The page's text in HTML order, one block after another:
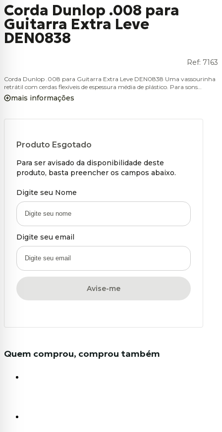
Corda Dunlop .008 para
Guitarra Extra Leve
DEN0838
Ref: 7163
Corda Dunlop .008 para Guitarra Extra Leve DEN0838 Uma vassourinha
retrátil com cerdas flexíveis de espessura média de plástico. Para sons
percussivos mais pesados. - Cerdas médias de plástico na cor amarela -
Vassourinha retrátil
mais informações
Produto Esgotado
Para ser avisado da disponibilidade deste
produto, basta preencher os campos abaixo.
Digite seu Nome
Digite seu email
Avise-me
Quem comprou, comprou também